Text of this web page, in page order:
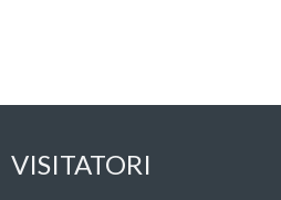
VISITATORI